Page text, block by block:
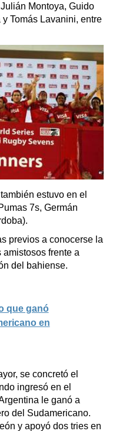
Montoya, Guido
Tomás Lavanini, entre
estuvo en el
7s, Germán
previos a conocerse la
amistosos frente a
del bahiense.
que ganó
en
se concretó el
ingresó en el
le ganó a
del Sudamericano.
y apoyó dos tries en